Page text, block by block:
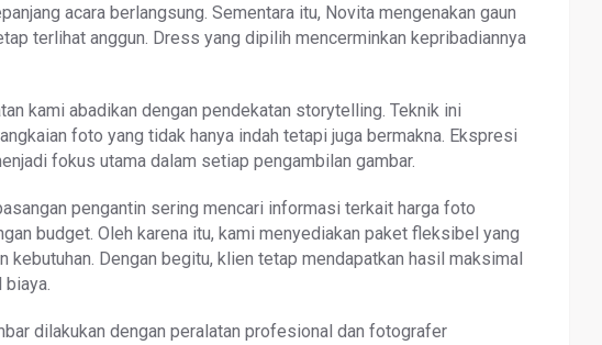
acara berlangsung. Sementara itu, Novita mengenakan gaun
terlihat anggun. Dress yang dipilih mencerminkan kepribadiannya
kami abadikan dengan pendekatan storytelling. Teknik ini
foto yang tidak hanya indah tetapi juga bermakna. Ekspresi
fokus utama dalam setiap pengambilan gambar.
pengantin sering mencari informasi terkait harga foto
budget. Oleh karena itu, kami menyediakan paket fleksibel yang
kebutuhan. Dengan begitu, klien tetap mendapatkan hasil maksimal
biaya.
dilakukan dengan peralatan profesional dan fotografer